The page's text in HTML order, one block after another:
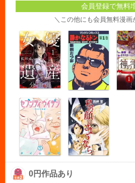
会員登録で無料
＼この他にも会員無料漫画
0円作品あり